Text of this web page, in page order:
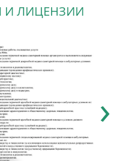
И ЛИЦЕНЗИИ
›